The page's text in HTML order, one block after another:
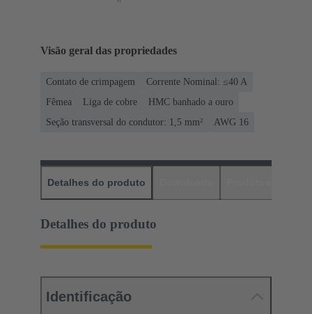
Visão geral das propriedades
Contato de crimpagem
Corrente Nominal: ≤40 A
Fêmea
Liga de cobre
HMC banhado a ouro
Seção transversal do condutor: 1,5 mm²
AWG 16
Detalhes do produto
Detalhes do produto
Identificação